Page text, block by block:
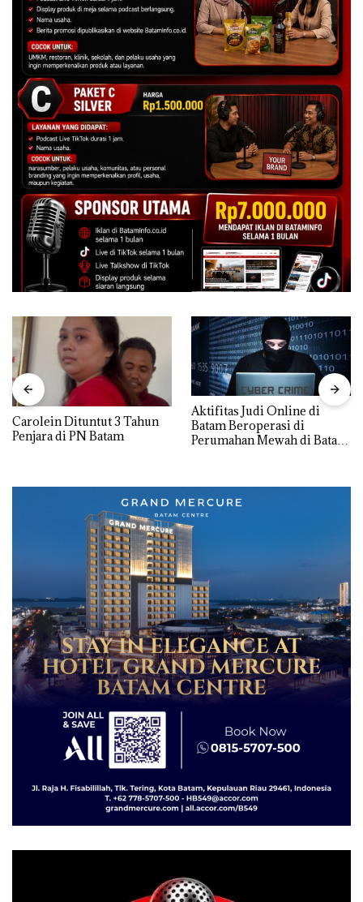
Carolein Dituntut 3 Tahun
Penjara di PN Batam
Aktifitas Judi Online di
Batam Beroperasi di
Perumahan Mewah di Batam